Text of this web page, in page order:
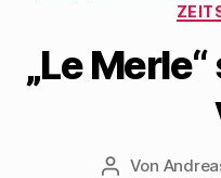
„Le
Beitragsautor
Von